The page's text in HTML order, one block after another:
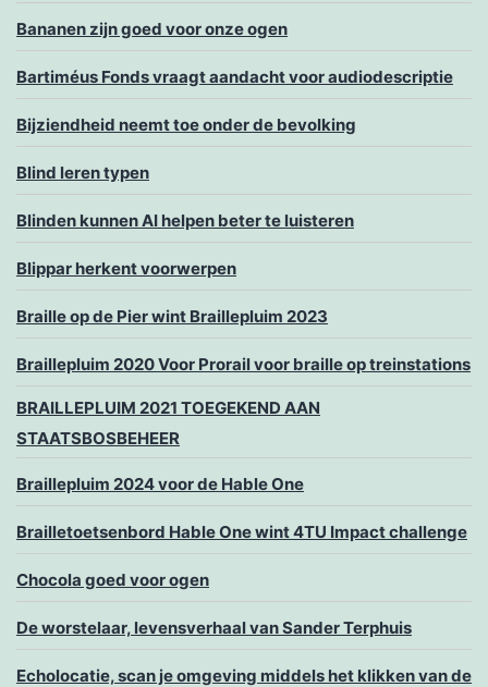
Bananen zijn goed voor onze ogen
Bartiméus Fonds vraagt aandacht voor audiodescriptie
Bijziendheid neemt toe onder de bevolking
Blind leren typen
Blinden kunnen AI helpen beter te luisteren
Blippar herkent voorwerpen
Braille op de Pier wint Braillepluim 2023
Braillepluim 2020 Voor Prorail voor braille op treinstations
BRAILLEPLUIM 2021 TOEGEKEND AAN
STAATSBOSBEHEER
Braillepluim 2024 voor de Hable One
Brailletoetsenbord Hable One wint 4TU Impact challenge
Chocola goed voor ogen
De worstelaar, levensverhaal van Sander Terphuis
Echolocatie, scan je omgeving middels het klikken van de